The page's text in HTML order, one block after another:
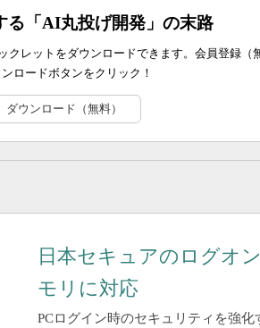
「AI丸投げ開発」の末路
クレットをダウンロードできます。会員登録（
ロードボタンをクリック！
ダウンロード（無料）
日本セキュアのログオ
モリに対応
PCログイン時のセキュリティを強